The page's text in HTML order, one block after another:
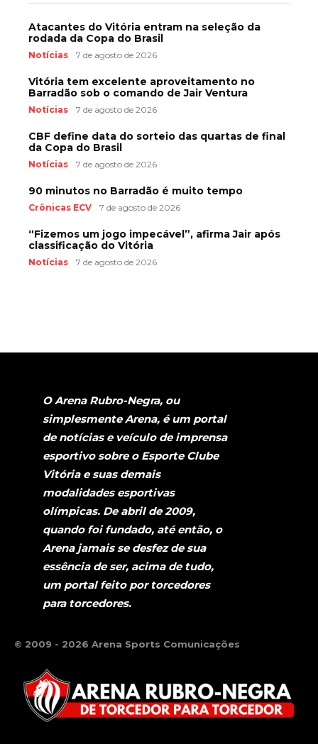
Atacantes do Vitória entram na seleção da
rodada da Copa do Brasil
Notícias 7 de agosto de 2026
Vitória tem excelente aproveitamento no
Barradão sob o comando de Jair Ventura
Notícias 7 de agosto de 2026
CBF define data do sorteio das quartas de final
da Copa do Brasil
Notícias 7 de agosto de 2026
90 minutos no Barradão é muito tempo
Crônicas ECV 7 de agosto de 2026
“Fizemos um jogo impecável”, afirma Jair após
classificação do Vitória
Notícias 7 de agosto de 2026
O Arena Rubro-Negra, ou
simplesmente Arena, é um portal
de notícias e veículo de imprensa
esportivo sobre o Esporte Clube
Vitória e suas demais
modalidades esportivas
olímpicas. De abril de 2009,
quando foi fundado, até então, o
Arena jamais se desfez de sua
essência de ser, acima de tudo,
um portal feito por torcedores
para torcedores.
© 2009 - 2026 Arena Sports Comunicações